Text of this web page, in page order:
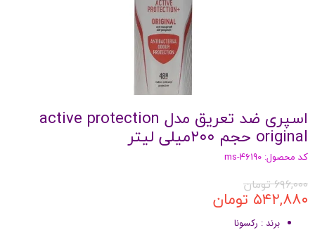
اسپرى ضد تعريق مدل active protection
original حجم ٢۰۰ميلى ليتر
کد محصول: ms-46190
۶۹۶,۰۰۰ تومان
۵۴۲,۸۸۰ تومان
برند : رکسونا